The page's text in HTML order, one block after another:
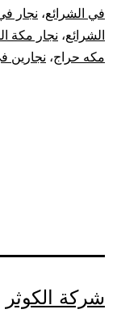
في الشرائع، نجار
الشرائع، نجار مكة
مكه حراج، نجارين
شركة الكوثر